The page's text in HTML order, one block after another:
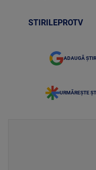
STIRILEPROTV
ADAUGĂ
URMĂREȘTE